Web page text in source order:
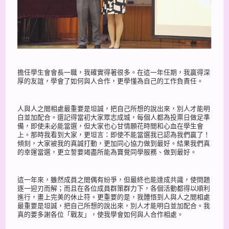
擔任學生會會長一職，我確實得著很多。在這一年任期，我贏得深
厚的友誼，學會了如何與人合作，更學懂為自己的工作負責任。
人與人之間相處最重要是坦誠，把自己所想的說出來，別人才能明
白並加配合。還記得當初大家眾志成城，每個人都為投票日做足準
備，即使未必能當選，但大家也心甘情願花時間和心血在學生會
上。那時我看到大家，更坦言：即使不能當選我已認為我們贏了！
傾刻，大家被我的真誠打動，更加同心協力做到最好。結果我們真
的幸運當選，更立誓要竭盡所能為寶覺同學服務、做到最好。
這一年來，雖然成員之間偶有紛爭，但最終也能達成共識，使問題
逐一迎刃而解；而且在各位成員群策群力下，各個活動都得以順利
進行，畫上完美的休止符。更重要的是，我體悟到人與人之間相處
最重要是坦誠，把自己所想的說出來，別人才能明白並加配合。我
真的要多謝各位「戰友」，使我學會如何與人合作相處。